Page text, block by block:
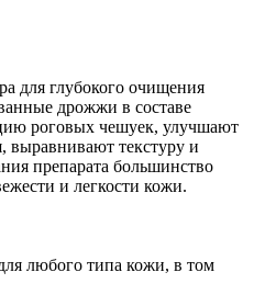
для глубокого очищения
дрожжи в составе
роговых чешуек, улучшают
выравнивают текстуру и
препарата большинство
и легкости кожи.
любого типа кожи, в том